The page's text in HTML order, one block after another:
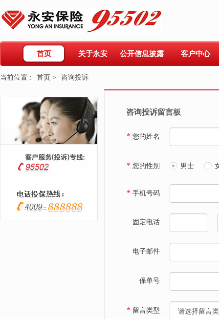
首页 关于永安 公开信息披露 客户中心
当前位置： 首页 > 咨询投诉
咨询投诉留言板
* 您的姓名
* 您的性别 男士
* 手机号码
固定电话
电子邮件
保单号
* 留言类型